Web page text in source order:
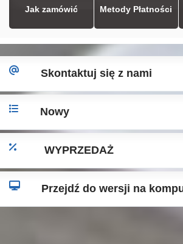
Jak zamówić Metody Płatności
Skontaktuj się z nami
Nowy
WYPRZEDAŻ
Przejdź do wersji na